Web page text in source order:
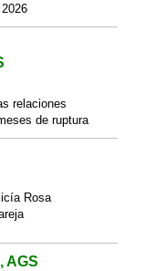
relaciones
de ruptura
Rosa
AGS